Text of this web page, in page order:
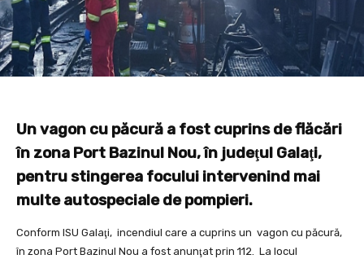
Un vagon cu păcură a fost cuprins de flăcări
în zona Port Bazinul Nou, în judeţul Galaţi,
pentru stingerea focului intervenind mai
multe autospeciale de pompieri.
Conform ISU Galaţi, incendiul care a cuprins un vagon cu păcură,
în zona Port Bazinul Nou a fost anunţat prin 112. La locul